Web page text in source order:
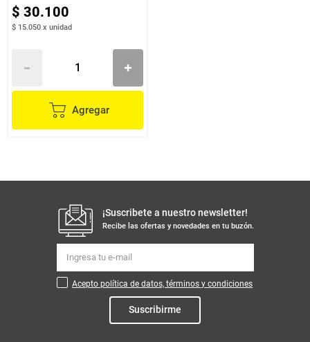
$ 30.100
$ 15.050 x unidad
Agregar
¡Suscribete a nuestro newsletter!
Recibe las ofertas y novedades en tu buzón.
Acepto política de datos, términos y condiciones
Suscribirme